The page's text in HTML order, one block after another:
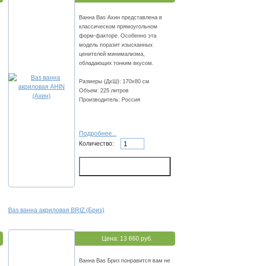
Ванна Bas Ахин представлена в
классическом прямоугольном
форм-факторе. Особенно эта
модель поразит изысканных
ценителей минимализма,
обладающих тонким вкусом.
Размеры (ДхШ): 170х80 см
Объем: 225 литров
Производитель: Россия
Подробнее...
Количество:
Bas ванна акриловая BRIZ (Бриз)
Цена: 13 660 руб.
Ванна Bas Бриз понравится вам не